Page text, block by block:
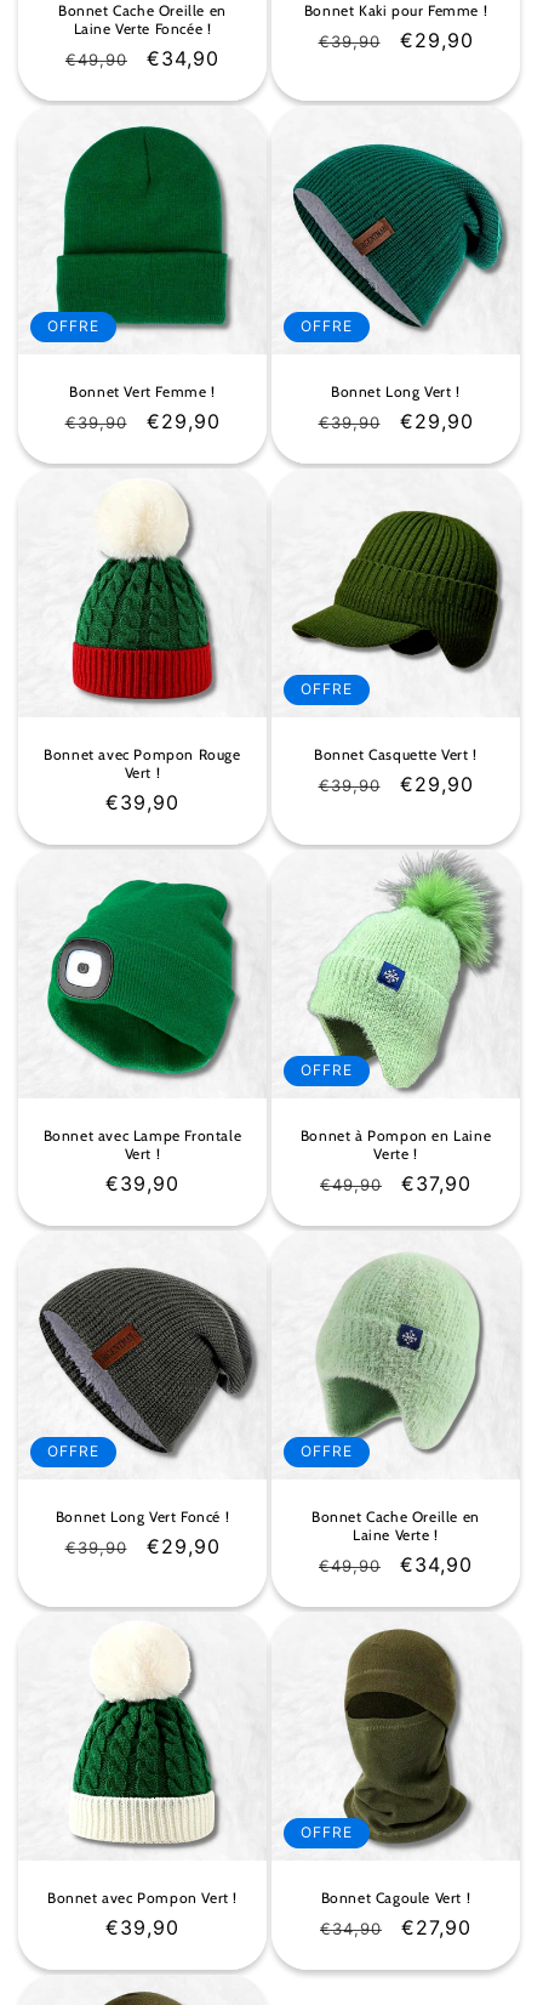
Bonnet Cache Oreille en
Laine Verte Foncée !
Prix
€49,90
Prix
€34,90
Bonnet Kaki pour Femme !
Prix
€39,90
Prix
€29,90
OFFRE
Bonnet Vert Femme !
Prix
€39,90
Prix
€29,90
OFFRE
Bonnet Long Vert !
Prix
€39,90
Prix
€29,90
Bonnet avec Pompon Rouge
Vert !
Prix
€39,90
OFFRE
Bonnet Casquette Vert !
Prix
€39,90
Prix
€29,90
Bonnet avec Lampe Frontale
Vert !
Prix
€39,90
OFFRE
Bonnet à Pompon en Laine
Verte !
Prix
€49,90
Prix
€37,90
OFFRE
Bonnet Long Vert Foncé !
Prix
€39,90
Prix
€29,90
OFFRE
Bonnet Cache Oreille en
Laine Verte !
Prix
€49,90
Prix
€34,90
Bonnet avec Pompon Vert !
Prix
€39,90
OFFRE
Bonnet Cagoule Vert !
Prix
€34,90
Prix
€27,90